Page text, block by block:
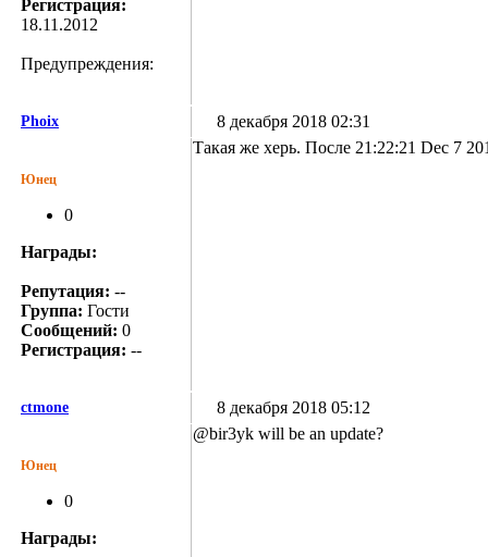
Регистрация:
18.11.2012
Предупреждения:
Phoix 8 декабря 2018 02:31
Юнец
0
Награды:
Репутация: --
Группа: Гости
Сообщений: 0
Регистрация: --
Такая же херь. После 21:22:21 Dec 7
ctmone 8 декабря 2018 05:12
Юнец
0
Награды:
@bir3yk will be an update?